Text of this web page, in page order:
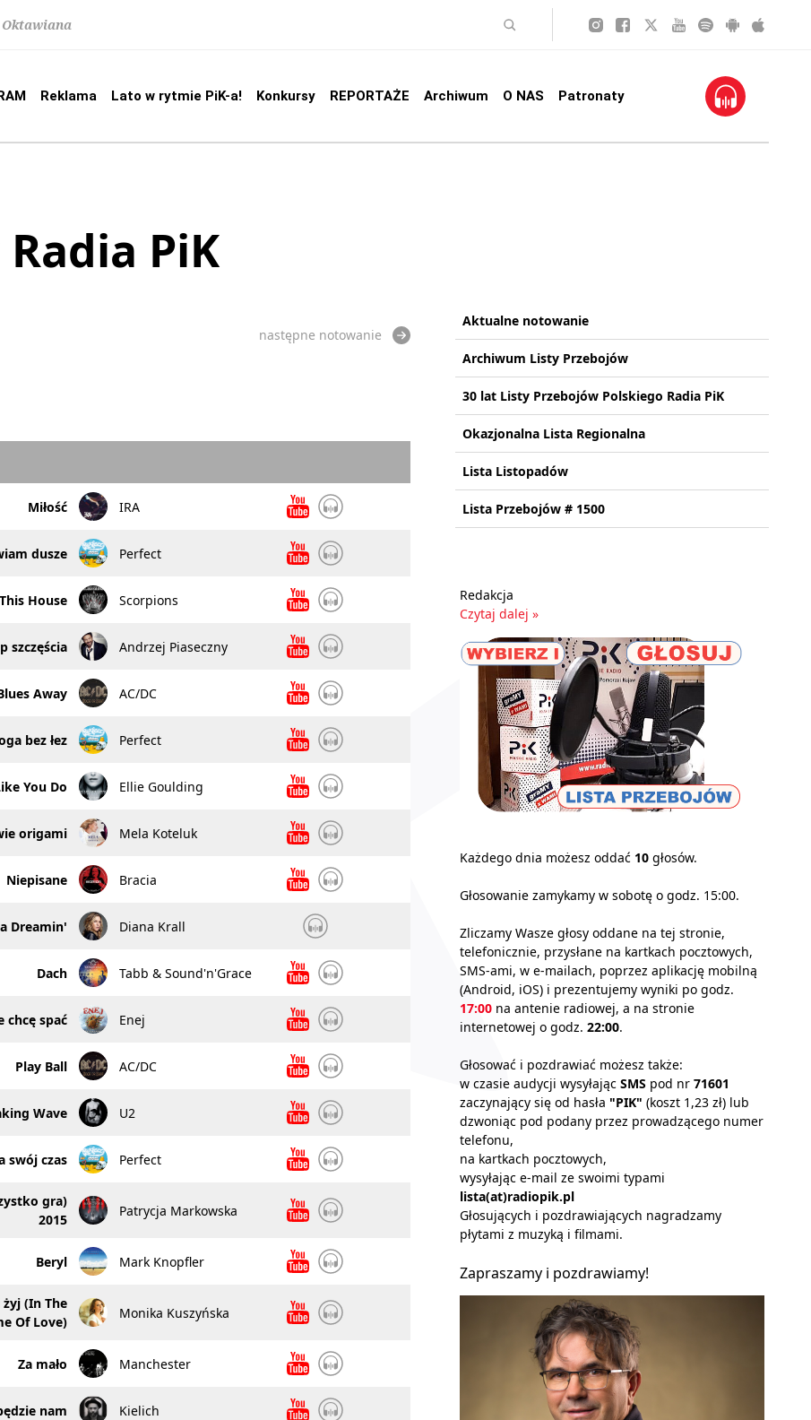
Oktawiana
Reklama Lato w rytmie PiK-a! Konkursy REPORTAŻE Archiwum O NAS Patronaty
PiK
następne notowanie
Miłość IRA
dusze Perfect
House Scorpions
szczęścia Andrzej Piaseczny
Away AC/DC
bez łez Perfect
You Do Ellie Goulding
origami Mela Koteluk
Niepisane Bracia
Dreamin' Diana Krall
Dach Tabb & Sound'n'Grace
chcę spać Enej
Play Ball AC/DC
Wave U2
swój czas Perfect
gra)
2015
Patrycja Markowska
Beryl Mark Knopfler
(In The
Of Love)
Monika Kuszyńska
Za mało Manchester
nam Kielich
Aktualne notowanie
Archiwum Listy Przebojów
30 lat Listy Przebojów Polskiego Radia PiK
Okazjonalna Lista Regionalna
Lista Listopadów
Lista Przebojów # 1500
Redakcja
Czytaj dalej »
Każdego dnia możesz oddać 10 głosów.
Głosowanie zamykamy w sobotę o godz. 15:00.
Zliczamy Wasze głosy oddane na tej stronie,
telefonicznie, przysłane na kartkach pocztowych,
SMS-ami, w e-mailach, poprzez aplikację mobilną
(Android, iOS) i prezentujemy wyniki po godz.
17:00 na antenie radiowej, a na stronie
internetowej o godz. 22:00.
Głosować i pozdrawiać możesz także:
w czasie audycji wysyłając SMS pod nr 71601
zaczynający się od hasła "PIK" (koszt 1,23 zł) lub
dzwoniąc pod podany przez prowadzącego numer
telefonu,
na kartkach pocztowych,
wysyłając e-mail ze swoimi typami
lista(at)radiopik.pl
Głosujących i pozdrawiających nagradzamy
płytami z muzyką i filmami.
Zapraszamy i pozdrawiamy!